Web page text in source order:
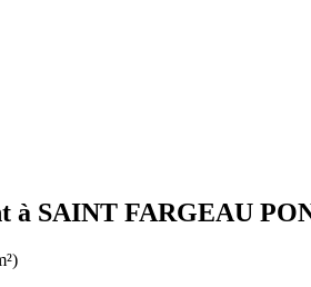
à SAINT FARGEAU